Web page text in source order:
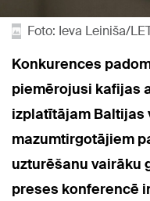
Foto: Ieva Leiniša/
Konkurences
piemērojusi kafijas
izplatītājam Baltijas
mazumtirgotājiem
uzturēšanu vairāku
preses konferencē